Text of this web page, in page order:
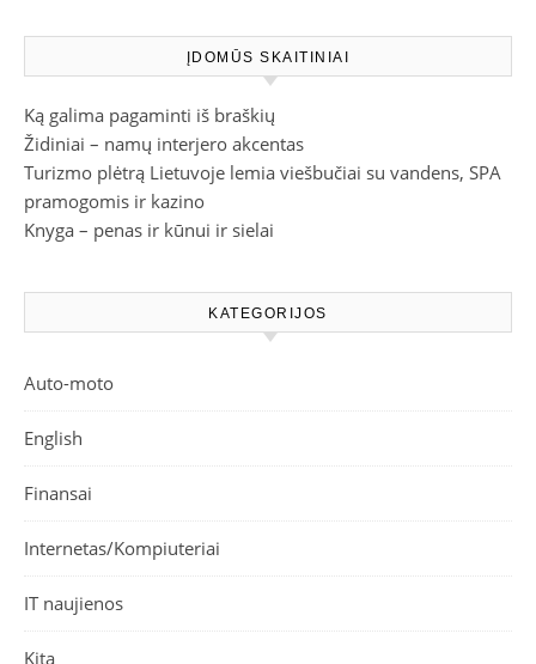
ĮDOMŪS SKAITINIAI
Ką galima pagaminti iš braškių
Židiniai – namų interjero akcentas
Turizmo plėtrą Lietuvoje lemia viešbučiai su vandens, SPA
pramogomis ir kazino
Knyga – penas ir kūnui ir sielai
KATEGORIJOS
Auto-moto
English
Finansai
Internetas/Kompiuteriai
IT naujienos
Kita